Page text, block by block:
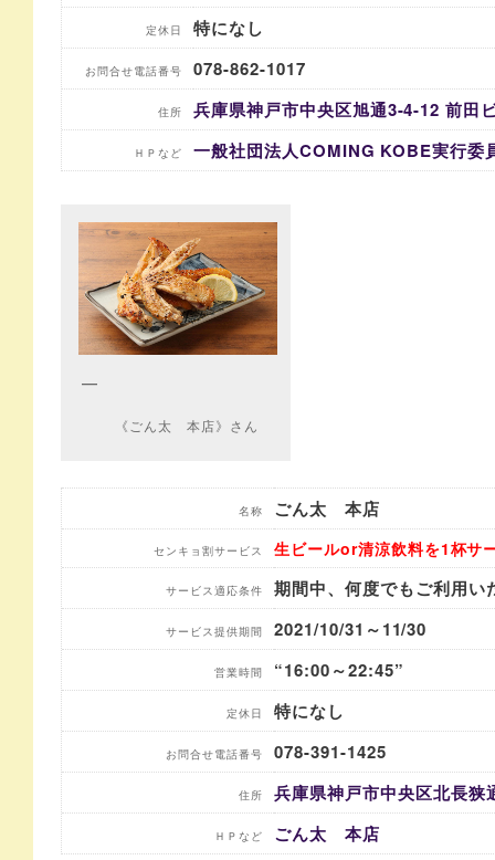
定休日 特になし
お問合せ電話番号 078-862-1017
住所 兵庫県神戸市中央区旭通3-4-12 前田
ＨＰなど 一般社団法人COMING KOBE実行委
《ごん太 本店》さん
名称 ごん太 本店
センキョ割サービス 生ビールor清涼飲料を1杯サ
サービス適応条件 期間中、何度でもご利用い
サービス提供期間 2021/10/31～11/30
営業時間 “16:00～22:45”
定休日 特になし
お問合せ電話番号 078-391-1425
住所 兵庫県神戸市中央区北長狭
ＨＰなど ごん太 本店